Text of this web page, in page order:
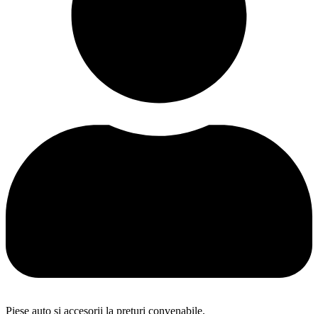
Piese auto și accesorii la prețuri convenabile.